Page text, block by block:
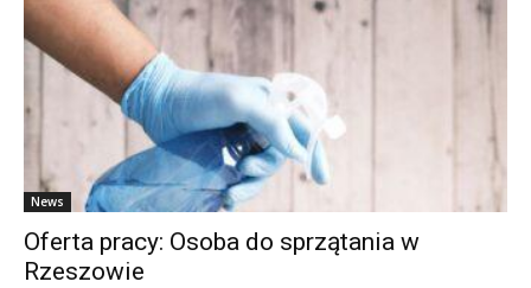
News
Oferta pracy: Osoba do sprzątania w
Rzeszowie